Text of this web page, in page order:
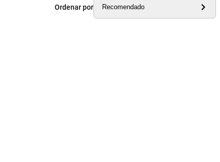
Ordenar por Recomendado